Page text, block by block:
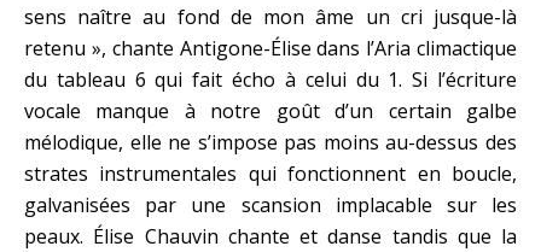
sens naître au fond de mon âme un cri jusque-là
retenu », chante Antigone-Élise dans l’Aria climactique
du tableau 6 qui fait écho à celui du 1. Si l’écriture
vocale manque à notre goût d’un certain galbe
mélodique, elle ne s’impose pas moins au-dessus des
strates instrumentales qui fonctionnent en boucle,
galvanisées par une scansion implacable sur les
peaux. Élise Chauvin chante et danse tandis que la